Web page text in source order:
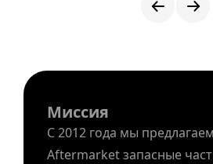
Миссия
С 2012 года мы
Aftermarket запасные